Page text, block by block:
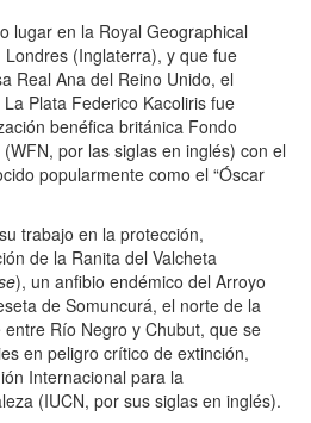
lugar en la Royal Geographical
(Inglaterra), y que fue
Real Ana del Reino Unido, el
Plata Federico Kacoliris fue
benéfica británica Fondo
por las siglas en inglés) con el
popularmente como el “Óscar
trabajo en la protección,
de la Ranita del Valcheta
), un anfibio endémico del Arroyo
de Somuncurá, el norte de la
Río Negro y Chubut, que se
en peligro crítico de extinción,
Internacional para la
(IUCN, por sus siglas en inglés).